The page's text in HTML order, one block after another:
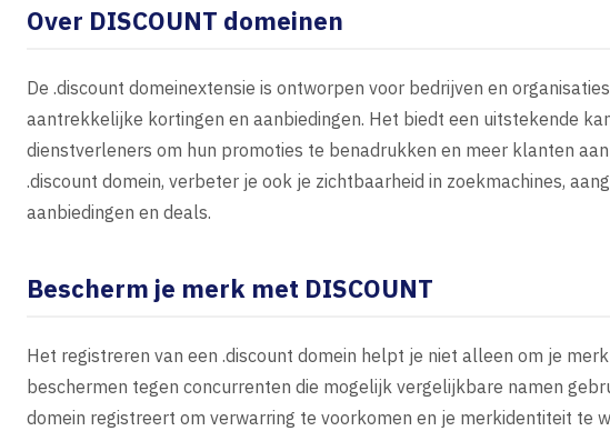
Over DISCOUNT domeinen
De .discount domeinextensie is ontworpen voor bedrijven en
aantrekkelijke kortingen en aanbiedingen. Het biedt een uitstekende
dienstverleners om hun promoties te benadrukken en meer klanten
.discount domein, verbeter je ook je zichtbaarheid in zoekmachines,
aanbiedingen en deals.
Bescherm je merk met DISCOUNT
Het registreren van een .discount domein helpt je niet alleen om je
beschermen tegen concurrenten die mogelijk vergelijkbare namen
domein registreert om verwarring te voorkomen en je merkidentiteit te